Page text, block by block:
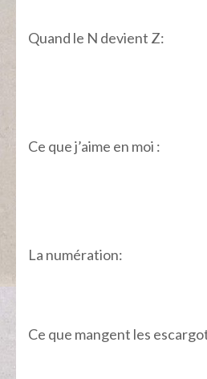
Quand le N devient Z:
Ce que j’aime en moi :
La numération:
Ce que mangent les